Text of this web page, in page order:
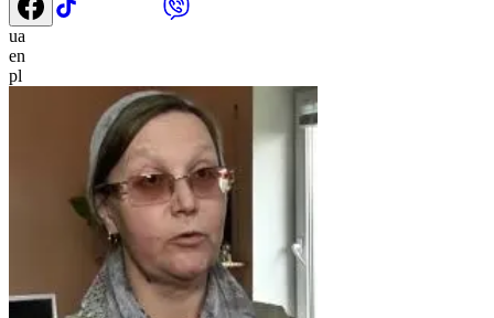
ua
en
pl